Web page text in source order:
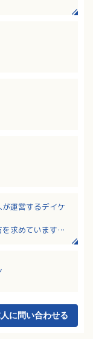
が運営するデイケ
求めています
中心です！
わりが少ないで
に問い合わせる